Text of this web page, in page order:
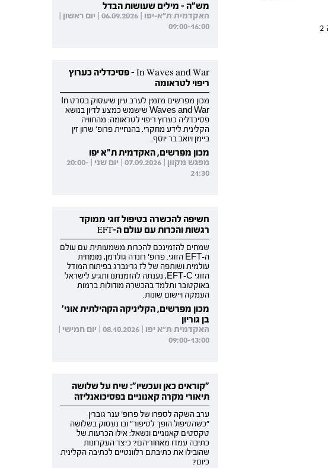
מש"ה - מילים שעושות הבדל
האקדמית ת"א-יפו | 06.09.2026 | יום ראשון |
09:00-16:00
In Waves and War - פסיכדליה כערוץ
ריפוי לטראומה
מכון מפרשים מזמין לערב עיון שיעסוק בסרט In
Waves and War שישמש כמצע לדיון בנושא
פסיכדליה כערוץ ריפוי לטראומה: מהחוויה
הקלינית לידע מחקרי. בהנחיית פרופ' שרון זין
ביימן ויואב בר יוסף.
מכון מפרשים, האקדמית ת"א יפו
מפגש מקוון | 07.09.2026 | יום שני | 20:00-
21:30
חשיפה להכשרה בטיפול זוגי ממוקד
רגשות והכרות עם עולם ה-EFT
שמחים להזמינכם להכרות משמעותית עם עולם
ה-EFT הזוגי. פרופ' רונדה גולדמן, מומחית
עולמית ושותפה של לז גרינברג בפיתוח המודל
הזוגי EFT-C, נענתה להזמנתנו ותגיע לישראל
באוקטובר ותלמד בהכשרה מודולות ברמות
העמקה ויישום שונות.
מכון מפרשים, הקליניקה הקהילתית אוני'
בן גוריון
האקדמית ת"א יפו | 08.10.2026 | יום חמישי |
09:00-13:00
"קוראים כאן ועכשיו": שיח על שלושה
תיאורי מקרה קאנוניים בפסיכואנליזה
ערב השקה לספרו של פרופ' ענר גוברין
"כשהטיפול הופך לסיפור" ובו נעסוק בשלושה
טקסטים קאנוניים ונשאל: אילו הכרעות של
כתיבה עמדו מאחוריהם? כיצד העקרונות
שהובילו את כתיבתם רלוונטיים לכתיבה הקלינית
כיום?